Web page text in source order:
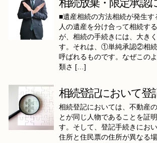
相続放棄・限定承認
■遺産相続の方法相続が発生す
人の遺産を分け合って相続す
が、相続の手続きには、大き
す。それは、①単純承認②相
呼ばれるものです。なぜこの
類さ […]
相続登記において登
相続登記においては、不動産
とが同じ人物であることを証
す。そして、登記手続きにお
住所と住民票の住所が異なる